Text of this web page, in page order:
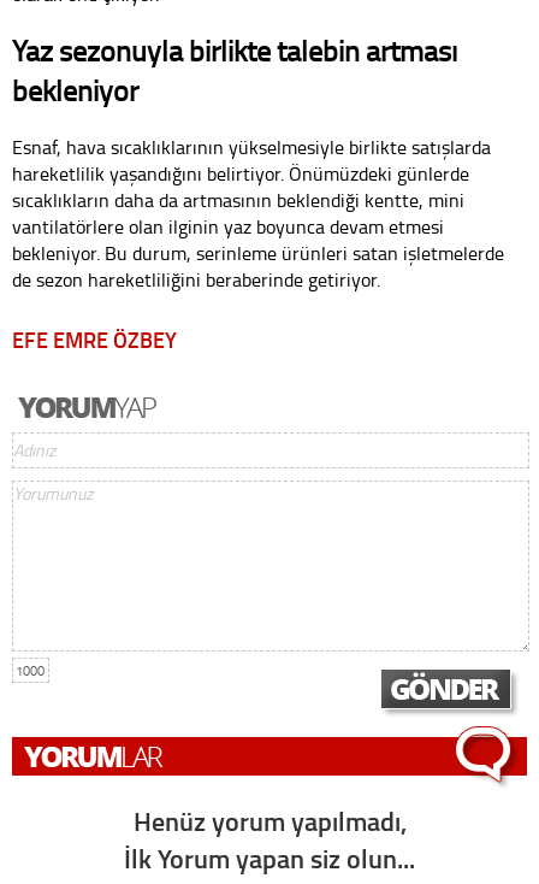
Yaz sezonuyla birlikte talebin artması
bekleniyor
Esnaf, hava sıcaklıklarının yükselmesiyle birlikte satışlarda
hareketlilik yaşandığını belirtiyor. Önümüzdeki günlerde
sıcaklıkların daha da artmasının beklendiği kentte, mini
vantilatörlere olan ilginin yaz boyunca devam etmesi
bekleniyor. Bu durum, serinleme ürünleri satan işletmelerde
de sezon hareketliliğini beraberinde getiriyor.
EFE EMRE ÖZBEY
1000
Henüz yorum yapılmadı,
İlk Yorum yapan siz olun...